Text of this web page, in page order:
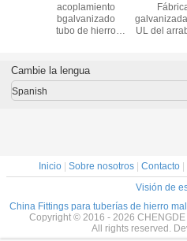
acoplamiento
bgalvanizado
tubo de hierro
hierro fundido UL
fábrica
UL del
Cambie la lengua
Spanish
Inicio| Sobre nosotros| Contacto|
Visión de
China Fittings para tuberías de hierro
Copyright © 2016 - 2026 CHENGDE
All rights reserved.